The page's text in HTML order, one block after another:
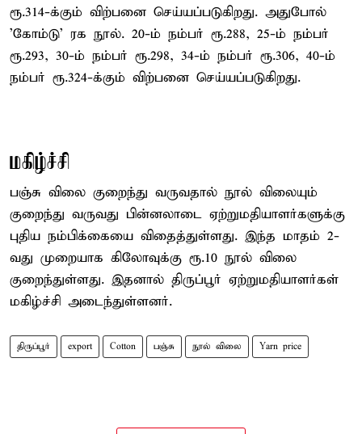
ரூ.314-க்கும் விற்பனை செய்யப்படுகிறது. அதுபோல்
'கோம்டு' ரக நூல். 20-ம் நம்பர் ரூ.288, 25-ம் நம்பர்
ரூ.293, 30-ம் நம்பர் ரூ.298, 34-ம் நம்பர் ரூ.306, 40-ம்
நம்பர் ரூ.324-க்கும் விற்பனை செய்யப்படுகிறது.
மகிழ்ச்சி
பஞ்சு விலை குறைந்து வருவதால் நூல் விலையும்
குறைந்து வருவது பின்னலாடை ஏற்றுமதியாளர்களுக்கு
புதிய நம்பிக்கையை விதைத்துள்ளது. இந்த மாதம் 2-
வது முறையாக கிலோவுக்கு ரூ.10 நூல் விலை
குறைந்துள்ளது. இதனால் திருப்பூர் ஏற்றுமதியாளர்கள்
மகிழ்ச்சி அடைந்துள்ளனர்.
திருப்பூர் export Cotton பஞ்சு நூல் விலை Yarn price